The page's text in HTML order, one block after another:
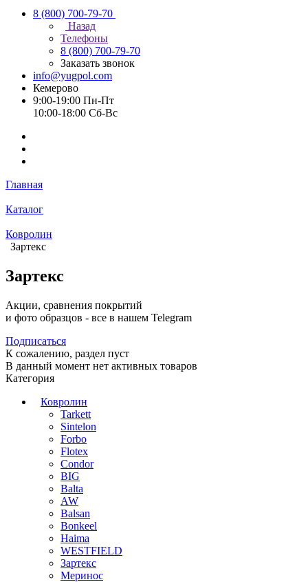
8 (800) 700-79-70
Назад
Телефоны
8 (800) 700-79-70
Заказать звонок
info@yugpol.com
Кемерово
9:00-19:00 Пн-Пт
10:00-18:00 Cб-Вс
Главная
Каталог
Ковролин
Зартекс
Зартекс
Акции, сравнения покрытий
и фото образцов - все в нашем Telegram
Подписаться
К сожалению, раздел пуст
В данный момент нет активных товаров
Категория
Ковролин
Tarkett
Sintelon
Forbo
Flotex
Condor
BIG
Balta
AW
Balsan
Bonkeel
Haima
WESTFIELD
Зартекс
Меринос